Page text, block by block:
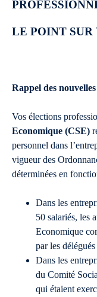
LE POINT SUR
Rappel des
Vos élections
Economique (CSE)
personnel dans
vigueur des
déterminées en
Dans les
50 salariés, les
Economique
par les
Dans les
du Comité
qui étaient